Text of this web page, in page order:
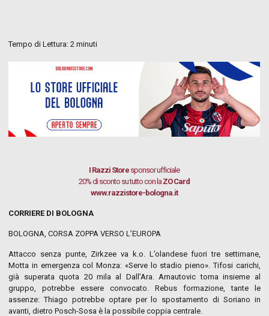
Tempo di Lettura:2 minuti
I Razzi Store sponsor ufficiale
20% di sconto su tutto con la ZO Card
www.razzistore-bologna.it
CORRIERE DI BOLOGNA
BOLOGNA, CORSA ZOPPA VERSO L’EUROPA
Attacco senza punte, Zirkzee va k.o. L’olandese fuori tre settimane,
Motta in emergenza col Monza: «Serve lo stadio pieno». Tifosi carichi,
già superata quota 20 mila al Dall’Ara. Arnautovic torna insieme al
gruppo, potrebbe essere convocato. Rebus formazione, tante le
assenze: Thiago potrebbe optare per lo spostamento di Soriano in
avanti, dietro Posch-Sosa è la possibile coppia centrale.